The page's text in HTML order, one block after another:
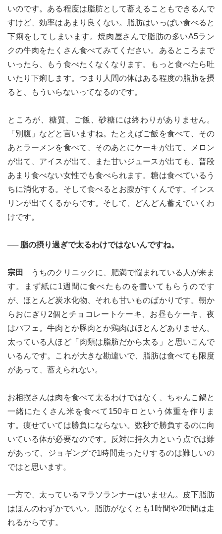
いのです。ある程度は脂肪として蓄えることもできるんで
すけど、効率はあまり良くない。脂肪はいっぱい食べると
下痢をしてしまいます。焼肉屋さんで脂肪の多いA5ラン
クの牛肉をたくさん食べてみてください。あるところまで
いったら、もう食べたくなくなります。もっと食べたら吐
いたり下痢します。つまり人間の体はある程度の脂肪を摂
ると、もういらないってなるのです。
ところが、糖質、ご飯、砂糖には終わりがありません。
「別腹」などと言いますね。たとえばご飯を食べて、その
あとラーメンを食べて、そのあとにケーキが出て、メロン
が出て、アイスが出て、また甘いジュースが出ても、普段
あまり食べない女性でも食べられます。糖は食べているう
ちに消化する。そして食べるとお腹がすくんです。インス
リンが出てくるからです。そして、どんどん蓄えていくわ
けです。
── 脂の摂り過ぎで太るわけではないんですね。
宗田
うちのクリニックに、肥満で悩まれている人が来ま
す。まず紙に1週間に食べたものを書いてもらうのです
が、ほとんど炭水化物、それも甘いものばかりです。朝か
らおにぎり2個とチョコレートケーキ、お昼もケーキ、夜
はパフェ。牛肉とか豚肉とか鶏肉はほとんどありません。
太っている人ほど「肉類は脂肪だから太る」と思いこんで
いるんです。これが大きな勘違いで、脂肪は食べても限度
があって、蓄えられない。
お相撲さんは肉を食べて太るわけではなく、ちゃんこ鍋と
一緒にたくさん米を食べて150キロという体重を作りま
す。痩せていては勝負にならない。数秒で勝負するのに向
いている体が必要なのです。反対に持久力という点では難
があって、ジョギングで1時間走ったりするのは難しいの
ではと思います。
一方で、太っているマラソランナーはいません。皮下脂肪
はほんのわずかでいい。脂肪がなくとも1時間や2時間は走
れるからです。